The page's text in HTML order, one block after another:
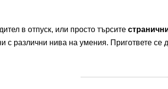
в отпуск, или просто търсите
с различни нива на умения. Пригответе